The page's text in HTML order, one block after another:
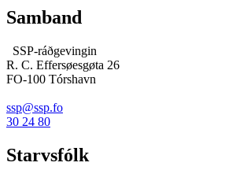
Samband
SSP-ráðgevingin
R. C. Effersøesgøta 26
FO-100 Tórshavn
ssp@ssp.fo
30 24 80
Starvsfólk